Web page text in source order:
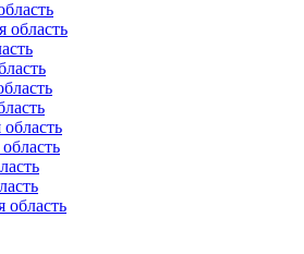
область
область